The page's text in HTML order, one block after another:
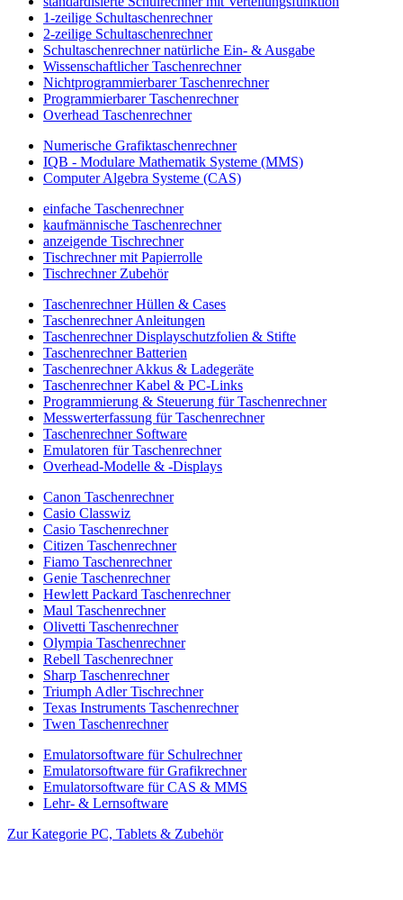
1-zeilige Schultaschenrechner
2-zeilige Schultaschenrechner
Schultaschenrechner natürliche Ein- & Ausgabe
Wissenschaftlicher Taschenrechner
Nichtprogrammierbarer Taschenrechner
Programmierbarer Taschenrechner
Overhead Taschenrechner
Numerische Grafiktaschenrechner
IQB - Modulare Mathematik Systeme (MMS)
Computer Algebra Systeme (CAS)
einfache Taschenrechner
kaufmännische Taschenrechner
anzeigende Tischrechner
Tischrechner mit Papierrolle
Tischrechner Zubehör
Taschenrechner Hüllen & Cases
Taschenrechner Anleitungen
Taschenrechner Displayschutzfolien & Stifte
Taschenrechner Batterien
Taschenrechner Akkus & Ladegeräte
Taschenrechner Kabel & PC-Links
Programmierung & Steuerung für Taschenrechner
Messwerterfassung für Taschenrechner
Taschenrechner Software
Emulatoren für Taschenrechner
Overhead-Modelle & -Displays
Canon Taschenrechner
Casio Classwiz
Casio Taschenrechner
Citizen Taschenrechner
Fiamo Taschenrechner
Genie Taschenrechner
Hewlett Packard Taschenrechner
Maul Taschenrechner
Olivetti Taschenrechner
Olympia Taschenrechner
Rebell Taschenrechner
Sharp Taschenrechner
Triumph Adler Tischrechner
Texas Instruments Taschenrechner
Twen Taschenrechner
Emulatorsoftware für Schulrechner
Emulatorsoftware für Grafikrechner
Emulatorsoftware für CAS & MMS
Lehr- & Lernsoftware
Zur Kategorie PC, Tablets & Zubehör